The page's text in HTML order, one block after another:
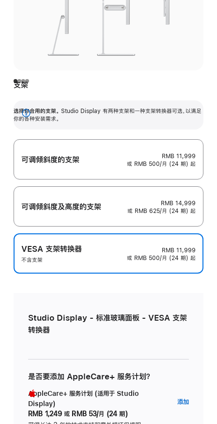
支架
选择你合用的支架。 Studio Display 有两种支架和一种支架转换器可选，以满足
你的各种安装需求。
展
可调倾斜度的支架
RMB 11,999
或 RMB 500/月 (24 期) 起
可调倾斜度及高‍度的支‍架
RMB 14,999
或 RMB 625/月 (24 期) 起
VESA 支架转换器
不含支架
RMB 11,999
或 RMB 500/月 (24 期) 起
Studio Display - 标准玻璃面板 - VESA 支架
转换器
是否要添加 AppleCare+ 服务计划？
AppleCare+ 服务计划 (适用于 Studio
Display)
RMB 1,249 或 RMB 53/月 (24 期)
添加